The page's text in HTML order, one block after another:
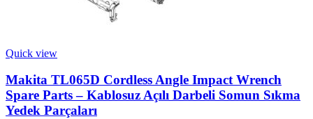
Quick view
Makita TL065D Cordless Angle Impact Wrench
Spare Parts – Kablosuz Açılı Darbeli Somun Sıkma
Yedek Parçaları